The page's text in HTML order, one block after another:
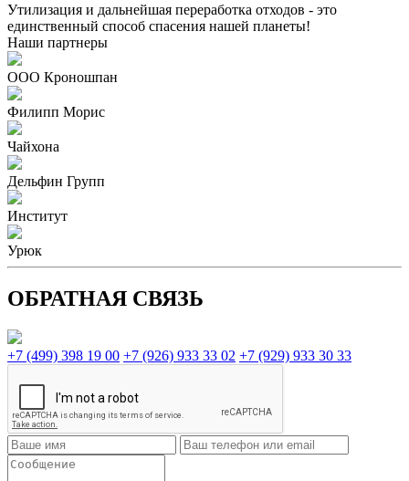
Утилизация и дальнейшая переработка отходов - это
единственный способ спасения нашей планеты!
Наши партнеры
ООО Кроношпан
Филипп Морис
Чайхона
Дельфин Групп
Институт
Урюк
ОБРАТНАЯ СВЯЗЬ
+7 (499) 398 19 00 +7 (926) 933 33 02 +7 (929) 933 30 33